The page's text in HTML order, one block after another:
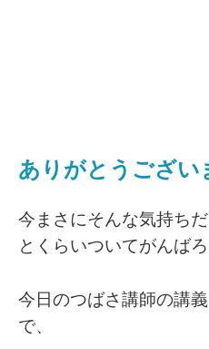
ありがとうござい
今まさにそんな気持ち
とくらいついてがんば
今日のつばさ講師の講
で、